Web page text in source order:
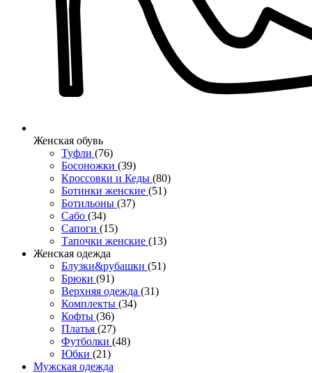
Женcкая обувь
Туфли (76)
Босоножки (39)
Кроссовки и Кеды (80)
Ботинки женские (51)
Ботильоны (37)
Сабо (34)
Сапоги (15)
Тапочки женские (13)
Женская одежда
Блузки&рубашки (51)
Брюки (91)
Верхняя одежда (31)
Комплекты (34)
Кофты (36)
Платья (27)
Футболки (48)
Юбки (21)
Мужская одежда